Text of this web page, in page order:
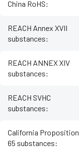
China RoHS:
REACH Annex XVII
substances:
REACH ANNEX XIV
substances:
REACH SVHC
substances:
California Proposition
65 substances: